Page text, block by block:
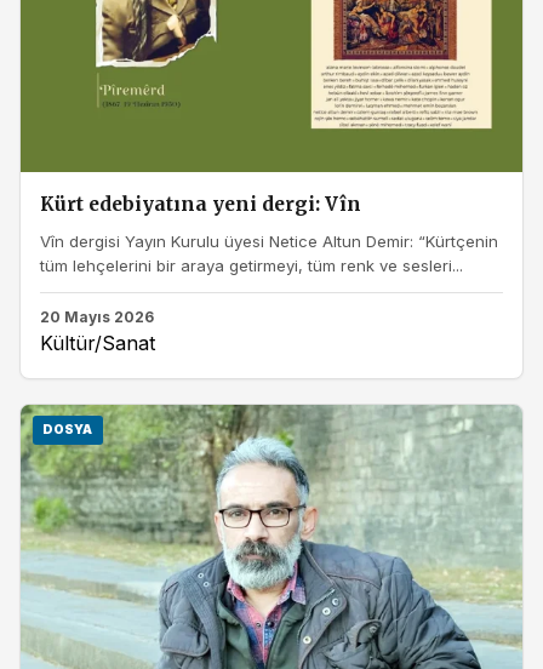
Kürt edebiyatına yeni dergi: Vîn
Vîn dergisi Yayın Kurulu üyesi Netice Altun Demir: “Kürtçenin
tüm lehçelerini bir araya getirmeyi, tüm renk ve sesleri...
20 Mayıs 2026
Kültür/Sanat
DOSYA